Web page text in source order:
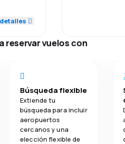
3,0
5,0
5,0
3,0
Precio del
Transporte
reservar vuelos con
Búsqueda flexible
Extiende tu
búsqueda para incluir
aeropuertos
cercanos y una
elección flexible de